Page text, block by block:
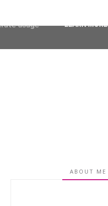
ABOUT ME
agent
usage
LEARN MORE